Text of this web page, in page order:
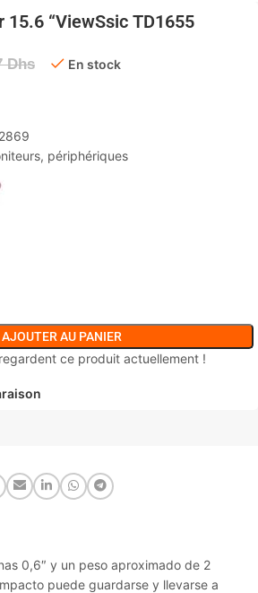
“ViewSsic TD1655
Dhs En stock
, périphériques
AJOUTER AU PANIER
ce produit actuellement !
0,6″ y un peso aproximado de 2
puede guardarse y llevarse a